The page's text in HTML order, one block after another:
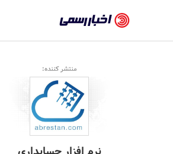
رسمی
-
اخبار
تایید
شده
شرکت‌ها،
منتشر کننده: